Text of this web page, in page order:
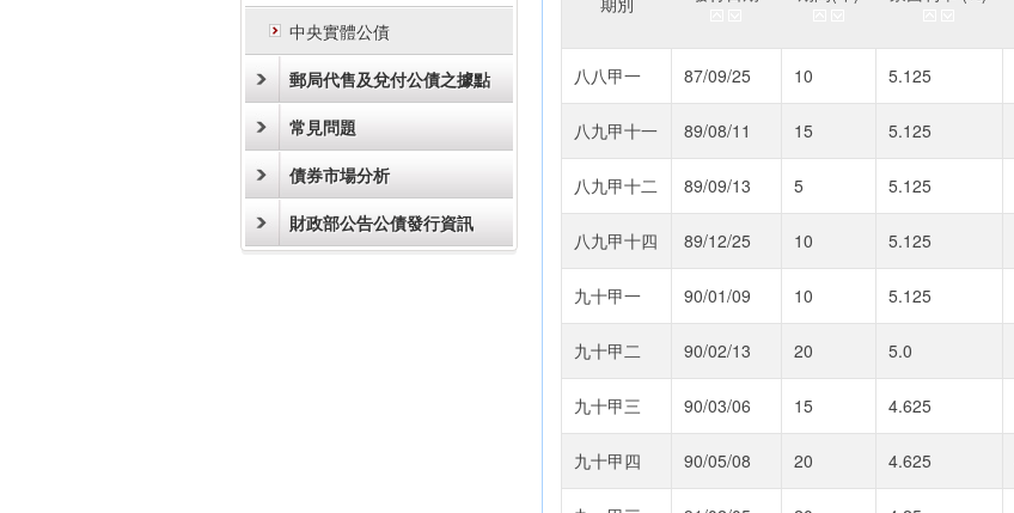
中央實體公債
郵局代售及兌付公債之據點
常見問題
債券市場分析
財政部公告公債發行資訊
八八甲一 87/09/25 10 5.125
八九甲十一 89/08/11 15 5.125
八九甲十二 89/09/13 5 5.125
八九甲十四 89/12/25 10 5.125
九十甲一 90/01/09 10 5.125
九十甲二 90/02/13 20 5.0
九十甲三 90/03/06 15 4.625
九十甲四 90/05/08 20 4.625